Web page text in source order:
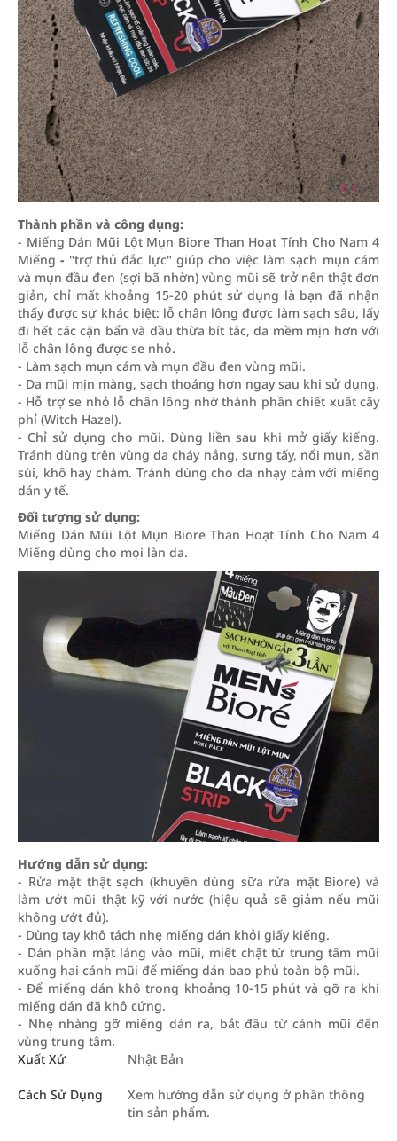
Thành phần và công dụng:
- Miếng Dán Mũi Lột Mụn Biore Than Hoạt Tính Cho Nam 4
Miếng- "trợ thủ đắc lực" giúp cho việc làm sạch mụn cám
và mụn đầu đen (sợi bã nhờn) vùng mũi sẽ trở nên thật đơn
giản, chỉ mất khoảng 15-20 phút sử dụng là bạn đã nhận
thấy được sự khác biệt: lỗ chân lông được làm sạch sâu, lấy
đi hết các cặn bẩn và dầu thừa bít tắc, da mềm mịn hơn với
lỗ chân lông được se nhỏ.
- Làm sạch mụn cám và mụn đầu đen vùng mũi.
- Da mũi mịn màng, sạch thoáng hơn ngay sau khi sử dụng.
- Hỗ trợ se nhỏ lỗ chân lông nhờ thành phần chiết xuất cây
phỉ (Witch Hazel).
- Chỉ sử dụng cho mũi. Dùng liền sau khi mở giấy kiếng.
Tránh dùng trên vùng da cháy nắng, sưng tấy, nổi mụn, sần
sùi, khô hay chàm. Tránh dùng cho da nhạy cảm với miếng
dán y tế.
Đối tượng sử dụng:
Miếng Dán Mũi Lột Mụn Biore Than Hoạt Tính Cho Nam 4
Miếng dùng cho mọi làn da.
Hướng dẫn sử dụng:
- Rửa mặt thật sạch (khuyên dùng sữa rửa mặt Biore) và
làm ướt mũi thật kỹ với nước (hiệu quả sẽ giảm nếu mũi
không ướt đủ).
- Dùng tay khô tách nhẹ miếng dán khỏi giấy kiếng.
- Dán phần mặt láng vào mũi, miết chặt từ trung tâm mũi
xuống hai cánh mũi để miếng dán bao phủ toàn bộ mũi.
- Để miếng dán khô trong khoảng 10-15 phút và gỡ ra khi
miếng dán đã khô cứng.
- Nhẹ nhàng gỡ miếng dán ra, bắt đầu từ cánh mũi đến
vùng trung tâm.
Xuất Xứ
Nhật Bản
Cách Sử Dụng
Xem hướng dẫn sử dụng ở phần thông
tin sản phẩm.